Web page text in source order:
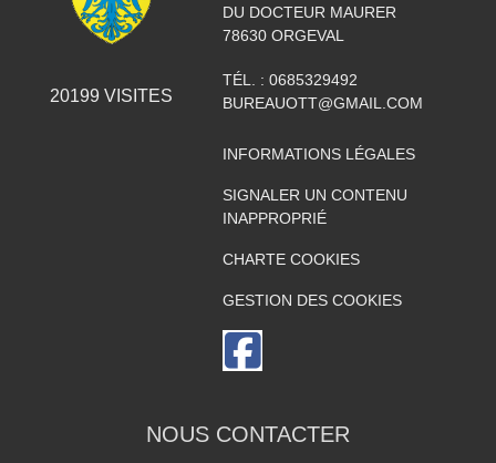
20199 VISITES
DU DOCTEUR MAURER
78630 ORGEVAL
TÉL. : 0685329492
BUREAUOTT@GMAIL.COM
INFORMATIONS LÉGALES
SIGNALER UN CONTENU
INAPPROPRIÉ
CHARTE COOKIES
GESTION DES COOKIES
NOUS CONTACTER